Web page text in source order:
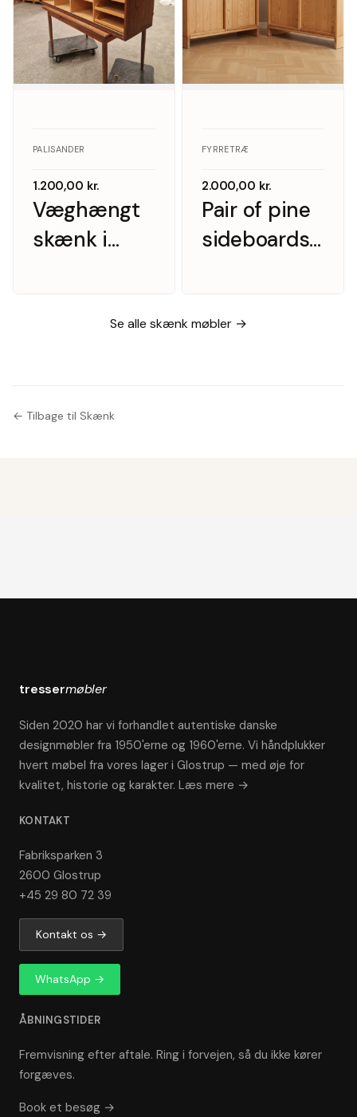
Væghængt
skænk i
og skuffer
PALISANDER
1.200,00 kr.
Pair of pine
sideboards
furniture
FYRRETRÆ
2.000,00 kr.
Se alle skænk møbler →
← Tilbage til Skænk
tressermøbler
Siden 2020 har vi forhandlet autentiske danske
designmøbler fra 1950'erne og 1960'erne. Vi håndplukker
hvert møbel fra vores lager i Glostrup — med øje for
kvalitet, historie og karakter. Læs mere →
KONTAKT
Fabriksparken 3
2600 Glostrup
+45 29 80 72 39
Kontakt os →
WhatsApp →
ÅBNINGSTIDER
Fremvisning efter aftale. Ring i forvejen, så du ikke kører
forgæves.
Book et besøg →